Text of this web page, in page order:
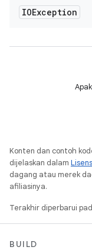
IOException
Konten dan contoh
dijelaskan dalam
dagang atau merek
afiliasinya.
Terakhir diperbarui
BUILD